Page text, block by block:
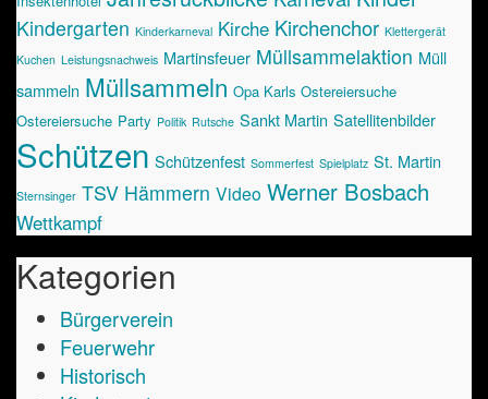
Kindergarten Kinderkarneval Kirche Kirchenchor Klettergerät
Kuchen Leistungsnachweis Martinsfeuer Müllsammelaktion Müll
sammeln Müllsammeln Opa Karls Ostereiersuche
Ostereiersuche Party Politik Rutsche Sankt Martin Satellitenbilder
Schützen Schützenfest Sommerfest Spielplatz St. Martin
Sternsinger TSV Hämmern Video Werner Bosbach
Wettkampf
Kategorien
Bürgerverein
Feuerwehr
Historisch